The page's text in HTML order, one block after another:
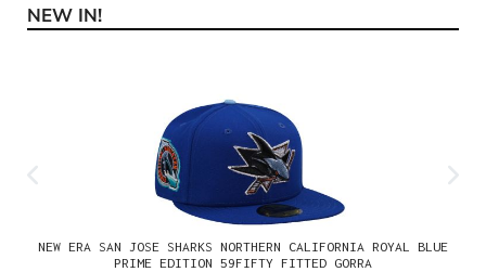
Omitir la galería de productos
NEW IN!
NEW ERA SAN JOSE SHARKS NORTHERN CALIFORNIA ROYAL BLUE
PRIME EDITION 59FIFTY FITTED GORRA